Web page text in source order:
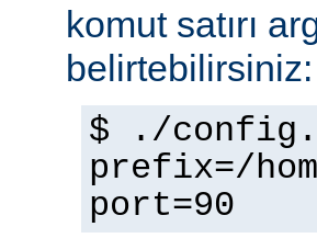
komut satırı
belirtebilirsiniz:
$ ./
prefix=/
port=90